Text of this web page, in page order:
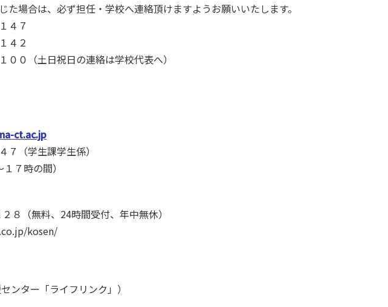
場合は、必ず担任・学校へ連絡頂けますようお願いいたします。
４７
４２
（土日祝日の連絡は学校代表へ）
ct.ac.jp
（学生課学生係）
時の間）
（無料、24時間受付、年中無休）
kosen/
ンター「ライフリンク」）